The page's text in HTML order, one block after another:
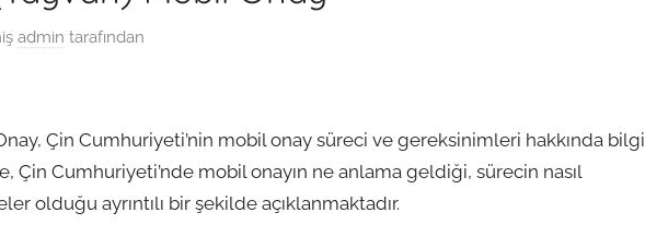
admin tarafından
Çin Cumhuriyeti’nin mobil onay süreci ve gereksinimleri hakkında bilgi
Çin Cumhuriyeti’nde mobil onayın ne anlama geldiği, sürecin nasıl
olduğu ayrıntılı bir şekilde açıklanmaktadır.